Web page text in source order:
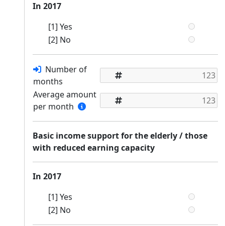
In 2017
[1] Yes
[2] No
Number of
months
Average amount
per month
Basic income support for the elderly / those
with reduced earning capacity
In 2017
[1] Yes
[2] No